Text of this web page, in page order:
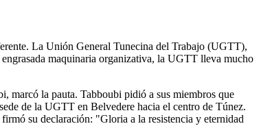
La Unión General Tunecina del Trabajo (UGTT),
maquinaria organizativa, la UGTT lleva mucho
marcó la pauta. Tabboubi pidió a sus miembros que
de la UGTT en Belvedere hacia el centro de Túnez.
su declaración: "Gloria a la resistencia y eternidad